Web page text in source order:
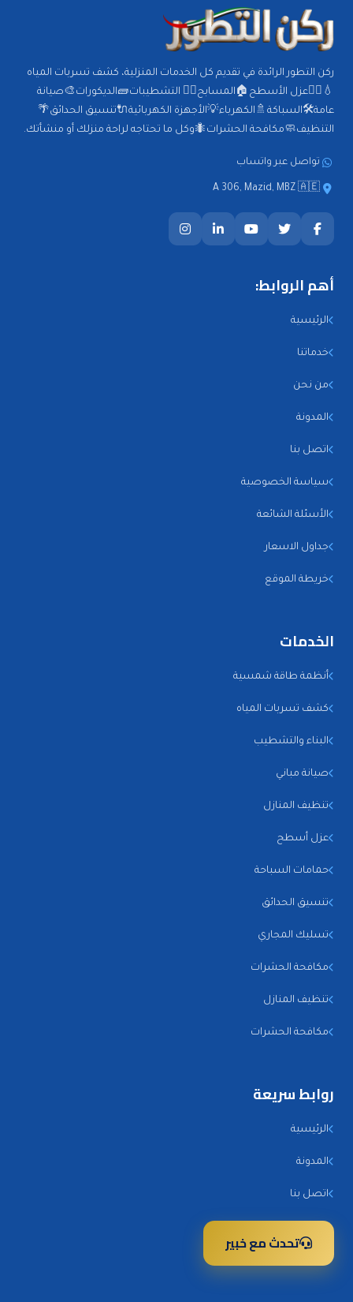
ركن التطور الرائدة في تقديم كل الخدمات المنزلية، كشف تسربات المياه
💧🕵️‍♂️عزل الأسطح🏠المسابح🏊‍♂️ التشطيبات🧱الديكورات🎨صيانة
عامة🛠️السباكة🚿الكهرباء💡الأجهزة الكهربائية🔌تنسيق الحدائق🌴
التنظيف🧼مكافحة الحشرات🐜وكل ما تحتاجه لراحة منزلك أو منشأتك.
تواصل عبر واتساب
A 306, Mazid, MBZ 🇦🇪
أهم الروابط:
الرئيسية
خدماتنا
من نحن
المدونة
اتصل بنا
سياسة الخصوصية
الأسئلة الشائعة
جداول الاسعار
خريطة الموقع
الخدمات
أنظمة طاقة شمسية
كشف تسربات المياه
البناء والتشطيب
صيانة مباني
تنظيف المنازل
عزل أسطح
حمامات السباحة
تنسيق الحدائق
تسليك المجاري
مكافحة الحشرات
تنظيف المنازل
مكافحة الحشرات
روابط سريعة
الرئيسية
المدونة
اتصل بنا
تحدث مع خبير